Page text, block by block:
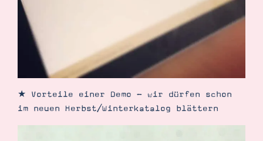
★ Vorteile einer Demo - wir dürfen schon
im neuen Herbst/Winterkatalog blättern